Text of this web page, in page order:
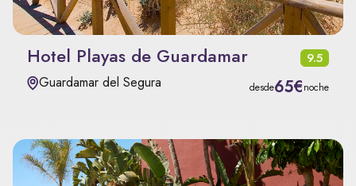
Hotel Playas de Guardamar 9.5
Guardamar del Segura desde65€noche